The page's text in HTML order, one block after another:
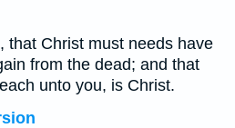
that Christ must needs have
from the dead; and that
unto you, is Christ.